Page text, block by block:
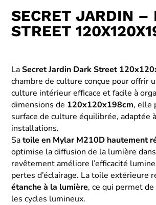
SECRET JARDIN –
STREET
LaSecret Jardin Dark Street
chambre de culture conçue pour offrir
culture intérieur efficace et facile à
dimensions de 120x120x198cm, elle
surface de culture équilibrée, adaptée
installations.
Satoile en Mylar M210D hautement
optimise la diffusion de la lumière
revêtement améliore l’efficacité
pertes d’éclairage. La toile extérieure
étanche à la lumière, ce qui permet
les cycles lumineux.